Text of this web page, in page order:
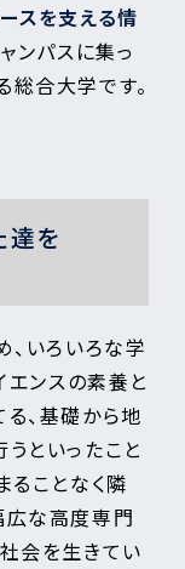
スを支える情
ンパスに集っ
合大学です。
達を
、いろいろな学
エンスの素養と
、基礎から地
といったこと
ることなく隣
広な高度専門
会を生きてい